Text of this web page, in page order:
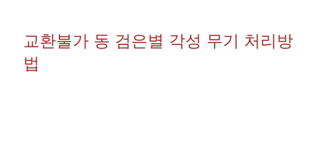
교환불가 동 검은별 각성 무기 처리방
법